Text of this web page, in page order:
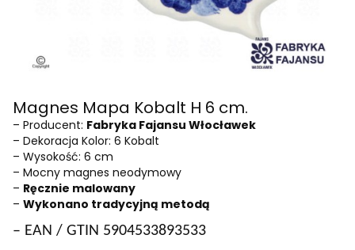
Magnes Mapa Kobalt H 6 cm.
– Producent: Fabryka Fajansu Włocławek
– Dekoracja Kolor: 6 Kobalt
– Wysokość: 6 cm
– Mocny magnes neodymowy
– Ręcznie malowany
– Wykonano tradycyjną metodą
– EAN / GTIN 5904533893533